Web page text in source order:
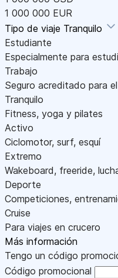
1 000 000 EUR
Tipo de viaje Tranquilo
Estudiante
Especialmente para
Trabajo
Seguro acreditado para
Tranquilo
Fitness, yoga y pilates
Activo
Ciclomotor, surf, esquí
Extremo
Wakeboard, freeride,
Deporte
Competiciones,
Cruise
Para viajes en crucero
Más información
Tengo un código
Código promocional